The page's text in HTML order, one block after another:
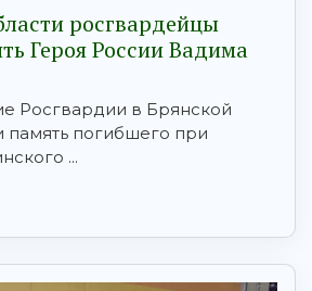
росгвардейцы
Героя России Вадима
Росгвардии в Брянской
память погибшего при
...